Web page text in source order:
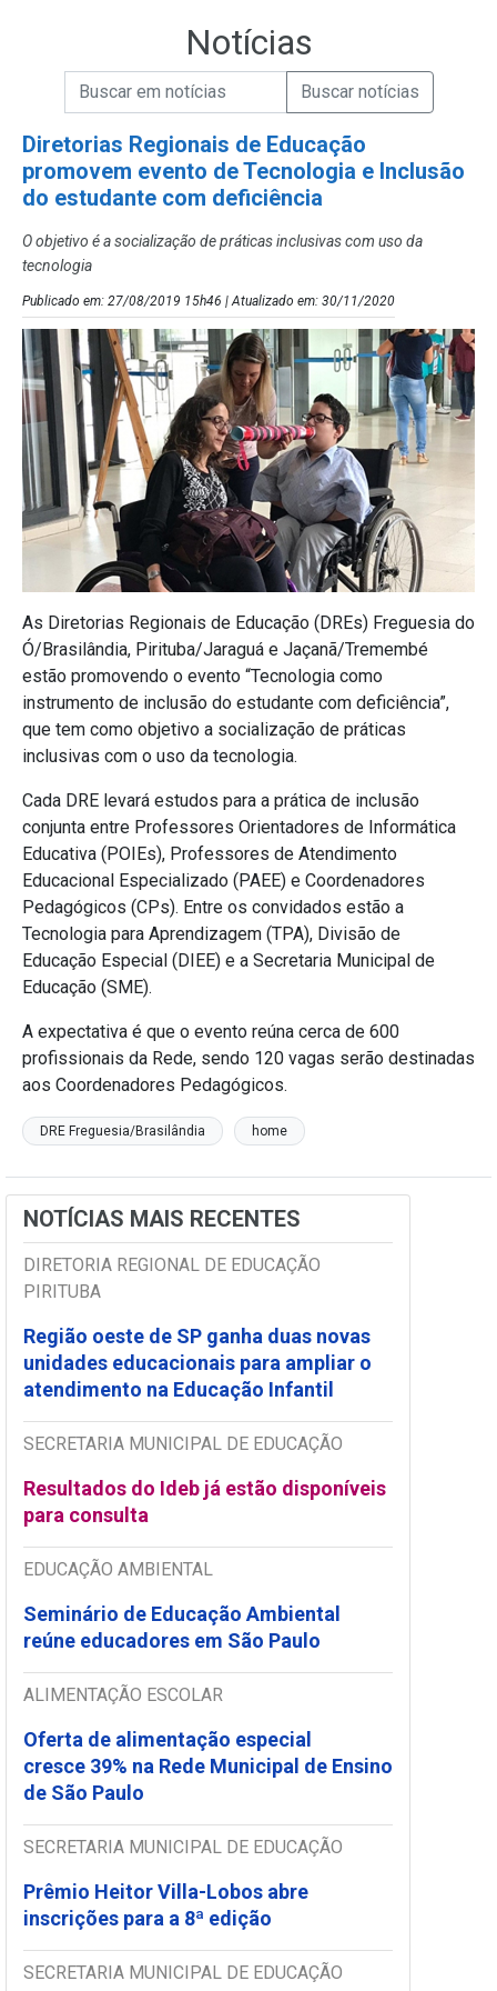
Notícias
Campo de Busca de Notícias
Campo de Busca de informaçõesEnviar a Busca de Notícias
Diretorias Regionais de Educação
promovem evento de Tecnologia e Inclusão
do estudante com deficiência
O objetivo é a socialização de práticas inclusivas com uso da
tecnologia
Publicado em: 27/08/2019 15h46 | Atualizado em: 30/11/2020
As Diretorias Regionais de Educação (DREs) Freguesia do
Ó/Brasilândia, Pirituba/Jaraguá e Jaçanã/Tremembé
estão promovendo o evento “Tecnologia como
instrumento de inclusão do estudante com deficiência”,
que tem como objetivo a socialização de práticas
inclusivas com o uso da tecnologia.
Cada DRE levará estudos para a prática de inclusão
conjunta entre Professores Orientadores de Informática
Educativa (POIEs), Professores de Atendimento
Educacional Especializado (PAEE) e Coordenadores
Pedagógicos (CPs). Entre os convidados estão a
Tecnologia para Aprendizagem (TPA), Divisão de
Educação Especial (DIEE) e a Secretaria Municipal de
Educação (SME).
A expectativa é que o evento reúna cerca de 600
profissionais da Rede, sendo 120 vagas serão destinadas
aos Coordenadores Pedagógicos.
DRE Freguesia/Brasilândia home
NOTÍCIAS MAIS RECENTES
DIRETORIA REGIONAL DE EDUCAÇÃO
PIRITUBA
Região oeste de SP ganha duas novas
unidades educacionais para ampliar o
atendimento na Educação Infantil
SECRETARIA MUNICIPAL DE EDUCAÇÃO
Resultados do Ideb já estão disponíveis
para consulta
EDUCAÇÃO AMBIENTAL
Seminário de Educação Ambiental
reúne educadores em São Paulo
ALIMENTAÇÃO ESCOLAR
Oferta de alimentação especial
cresce 39% na Rede Municipal de Ensino
de São Paulo
SECRETARIA MUNICIPAL DE EDUCAÇÃO
Prêmio Heitor Villa-Lobos abre
inscrições para a 8ª edição
SECRETARIA MUNICIPAL DE EDUCAÇÃO